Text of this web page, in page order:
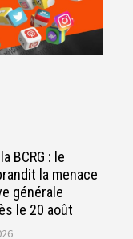
BCRG : le
la menace
générale
le 20 août